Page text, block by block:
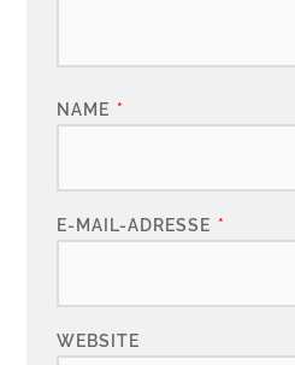
NAME *
E-MAIL-ADRESSE *
WEBSITE